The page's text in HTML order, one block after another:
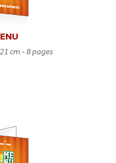
cm - 8 pages